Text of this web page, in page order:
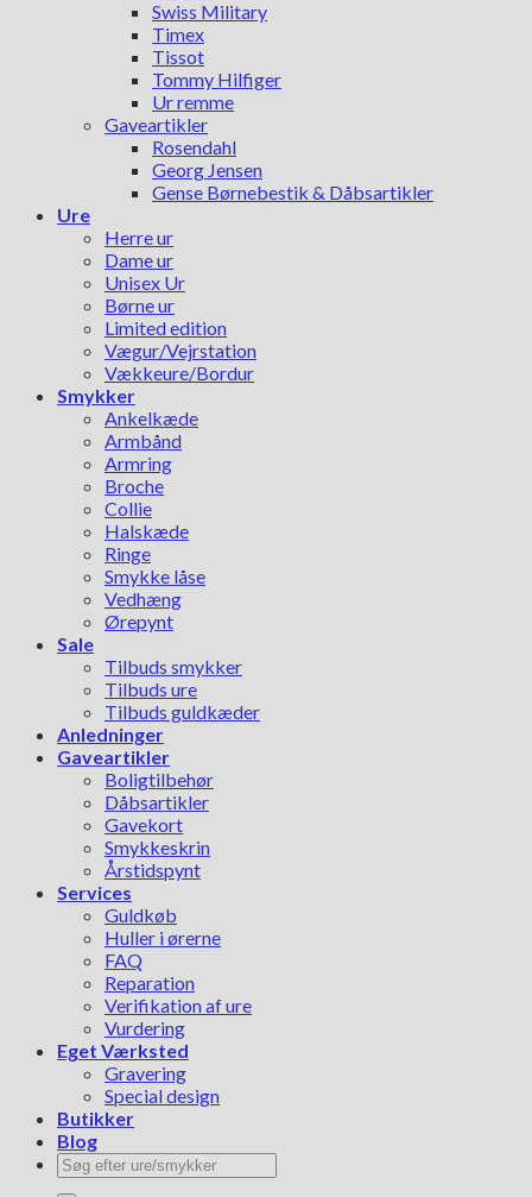
Swiss Military
Timex
Tissot
Tommy Hilfiger
Ur remme
Gaveartikler
Rosendahl
Georg Jensen
Gense Børnebestik & Dåbsartikler
Ure
Herre ur
Dame ur
Unisex Ur
Børne ur
Limited edition
Vægur/Vejrstation
Vækkeure/Bordur
Smykker
Ankelkæde
Armbånd
Armring
Broche
Collie
Halskæde
Ringe
Smykke låse
Vedhæng
Ørepynt
Sale
Tilbuds smykker
Tilbuds ure
Tilbuds guldkæder
Anledninger
Gaveartikler
Boligtilbehør
Dåbsartikler
Gavekort
Smykkeskrin
Årstidspynt
Services
Guldkøb
Huller i ørerne
FAQ
Reparation
Verifikation af ure
Vurdering
Eget Værksted
Gravering
Special design
Butikker
Blog
Søg
efter: